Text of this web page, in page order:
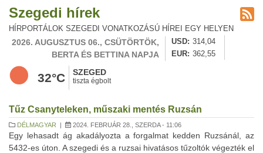
Szegedi hírek
HÍRPORTÁLOK SZEGEDI VONATKOZÁSÚ HÍREI EGY HELYEN
2026. AUGUSZTUS 06., CSÜTÖRTÖK,
BERTA ÉS BETTINA NAPJA
USD
314,04
EUR
362,55
32°C SZEGED
tiszta égbolt
Tűz Csanyteleken, műszaki mentés Ruzsán
DÉLMAGYAR | 2024. FEBRUÁR 28., SZERDA - 11:06
Egy lehasadt ág akadályozta a forgalmat kedden Ruzsánál, az
5432-es úton. A szegedi és a ruzsai hivatásos tűzoltók végezték el